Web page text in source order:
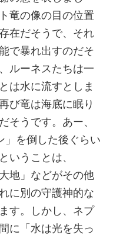
竜の像の目の位置
在だそうで、それ
で暴れ出すのだそ
ルーネスたちは一
は水に流すとしま
び竜は海底に眠り
そうです。あー、
」を倒した後ぐらい
いうことは、
地」などがその他
に別の守護神的な
す。しかし、ネプ
に「水は光を失っ